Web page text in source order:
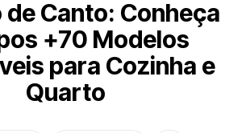
Canto: Conheça
+70 Modelos
para Cozinha e
Quarto